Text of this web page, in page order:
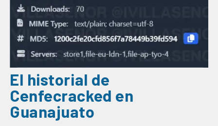
El historial de
Cenfecracked en
Guanajuato